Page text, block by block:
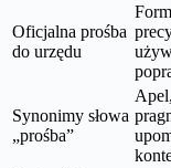
Oficjalna prośba
do urzędu
Synonimy słowa
„prośba”